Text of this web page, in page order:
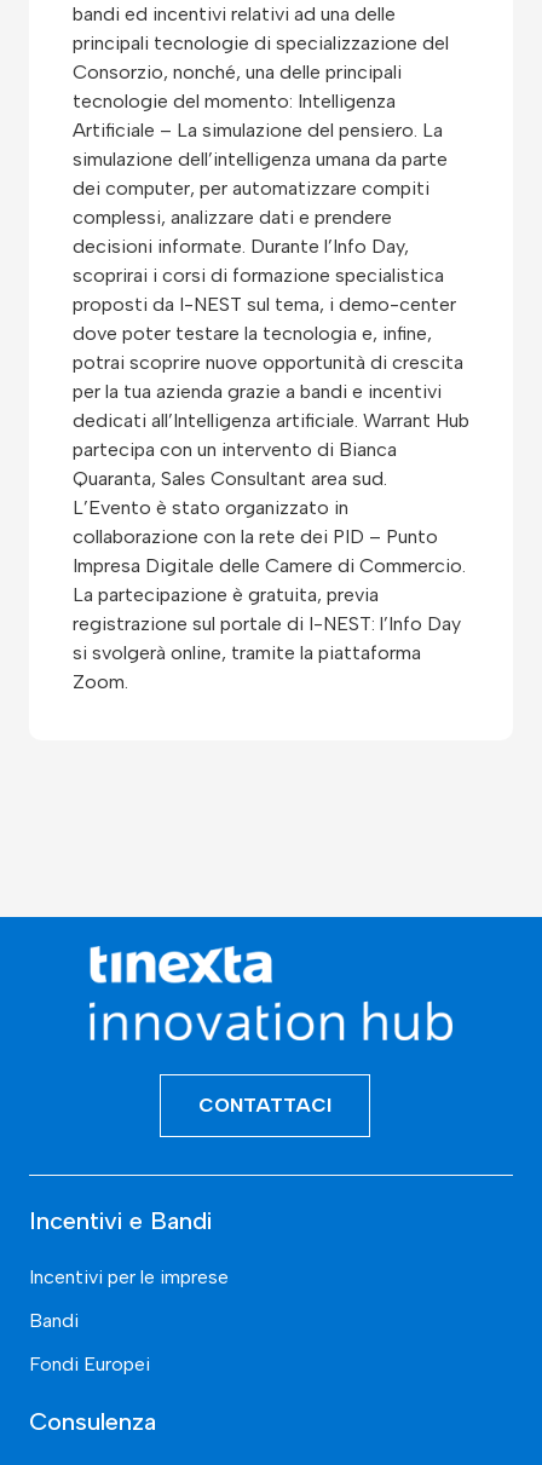
bandi ed incentivi relativi ad una delle
principali tecnologie di specializzazione del
Consorzio, nonché, una delle principali
tecnologie del momento: Intelligenza
Artificiale – La simulazione del pensiero. La
simulazione dell’intelligenza umana da parte
dei computer, per automatizzare compiti
complessi, analizzare dati e prendere
decisioni informate. Durante l’Info Day,
scoprirai i corsi di formazione specialistica
proposti da I-NEST sul tema, i demo-center
dove poter testare la tecnologia e, infine,
potrai scoprire nuove opportunità di crescita
per la tua azienda grazie a bandi e incentivi
dedicati all’Intelligenza artificiale. Warrant Hub
partecipa con un intervento di Bianca
Quaranta, Sales Consultant area sud.
L’Evento è stato organizzato in
collaborazione con la rete dei PID – Punto
Impresa Digitale delle Camere di Commercio.
La partecipazione è gratuita, previa
registrazione sul portale di I-NEST: l’Info Day
si svolgerà online, tramite la piattaforma
Zoom.
CONTATTACI
Incentivi e Bandi
Incentivi per le imprese
Bandi
Fondi Europei
Consulenza